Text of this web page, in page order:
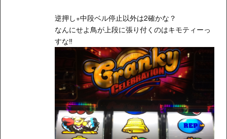
逆押し+中段ベル停止以外は2確かな？
なんにせよ鳥が上段に張り付くのはキモティーっ
すな‼︎